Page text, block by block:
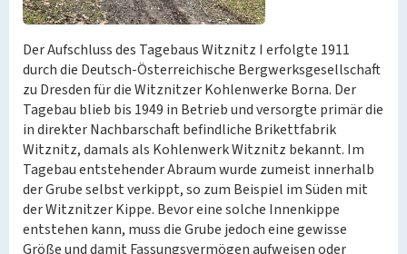
Der Aufschluss des Tagebaus Witznitz I erfolgte 1911
durch die Deutsch-Österreichische Bergwerksgesellschaft
zu Dresden für die Witznitzer Kohlenwerke Borna. Der
Tagebau blieb bis 1949 in Betrieb und versorgte primär die
in direkter Nachbarschaft befindliche Brikettfabrik
Witznitz, damals als Kohlenwerk Witznitz bekannt. Im
Tagebau entstehender Abraum wurde zumeist innerhalb
der Grube selbst verkippt, so zum Beispiel im Süden mit
der Witznitzer Kippe. Bevor eine solche Innenkippe
entstehen kann, muss die Grube jedoch eine gewisse
Größe und damit Fassungsvermögen aufweisen oder